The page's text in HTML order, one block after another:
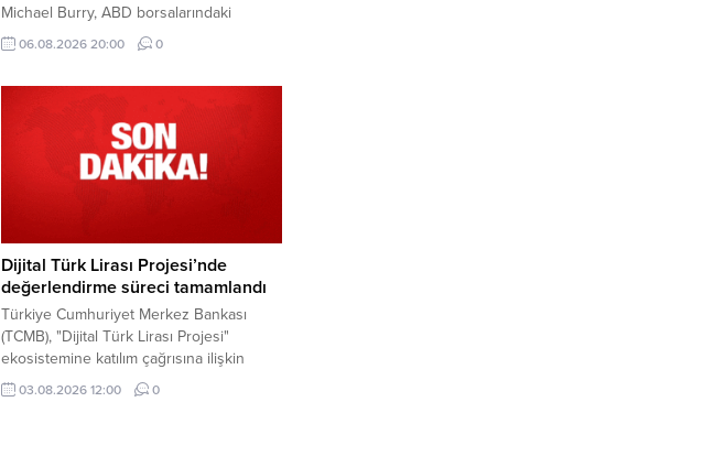
Michael Burry, ABD borsalarındaki
yükselişe rağmen piyasaların zirveye
yaklaştığını savundu. İşte detaylar...
06.08.2026 20:00 0
Dijital Türk Lirası Projesi’nde
değerlendirme süreci tamamlandı
Türkiye Cumhuriyet Merkez Bankası
(TCMB), "Dijital Türk Lirası Projesi"
ekosistemine katılım çağrısına ilişkin
başvuru değerlendirme süreçlerinin
tamamlandığını bildirdi.
03.08.2026 12:00 0